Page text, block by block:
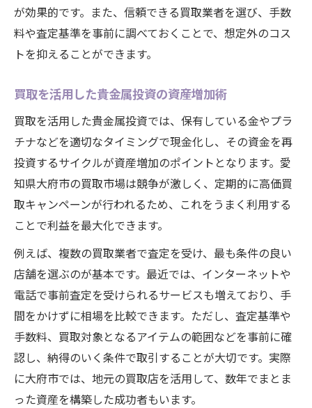
が効果的です。また、信頼できる買取業者を選び、手数
料や査定基準を事前に調べておくことで、想定外のコス
トを抑えることができます。
買取を活用した貴金属投資の資産増加術
買取を活用した貴金属投資では、保有している金やプラ
チナなどを適切なタイミングで現金化し、その資金を再
投資するサイクルが資産増加のポイントとなります。愛
知県大府市の買取市場は競争が激しく、定期的に高価買
取キャンペーンが行われるため、これをうまく利用する
ことで利益を最大化できます。
例えば、複数の買取業者で査定を受け、最も条件の良い
店舗を選ぶのが基本です。最近では、インターネットや
電話で事前査定を受けられるサービスも増えており、手
間をかけずに相場を比較できます。ただし、査定基準や
手数料、買取対象となるアイテムの範囲などを事前に確
認し、納得のいく条件で取引することが大切です。実際
に大府市では、地元の買取店を活用して、数年でまとま
った資産を構築した成功者もいます。